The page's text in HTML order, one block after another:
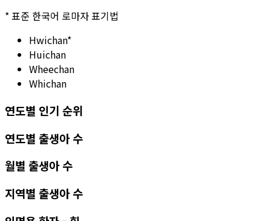
*표준 한국어 로마자 표기법
Hwichan*
Huichan
Wheechan
Whichan
연도별 인기 순위
연도별 출생아 수
월별 출생아 수
지역별 출생아 수